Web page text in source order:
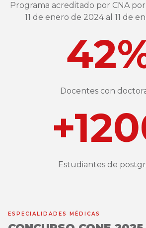
Programa acreditado por CNA por
11 de enero de 2024 al 11 de
Docentes con
Estudiantes de
ESPECIALIDADES MÉDICAS